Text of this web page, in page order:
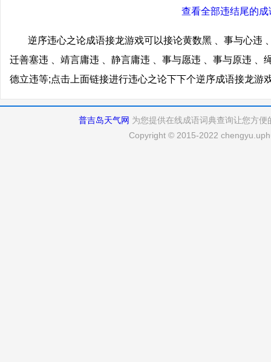
查看全部违结尾的成
逆序违心之论成语接龙游戏可以接论黄数黑 、事与心违
迁善塞违 、靖言庸违 、静言庸违 、事与愿违 、事与原违 、
德立违等;点击上面链接进行违心之论下下个逆序成语接龙游
普吉岛天气网 为您提供在线成语词典查询让您方
Copyright © 2015-2022